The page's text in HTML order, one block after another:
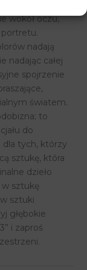
Jeklin tworzy
wokół oczu,
nadają
nadając całej
spojrzenie
światem.
to
do
dla tych, którzy
sztukę, która
dzieło
w sztukę
sztuki
głębokie
i zaproś